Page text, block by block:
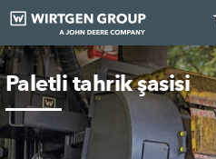
Paletli tahrik şasisi